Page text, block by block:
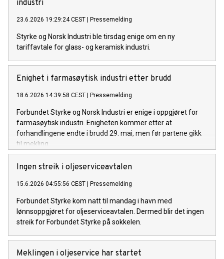
industri
23.6.2026 19:29:24 CEST | Pressemelding
Styrke og Norsk Industri ble tirsdag enige om en ny
tariffavtale for glass- og keramisk industri.
Enighet i farmasøytisk industri etter brudd
18.6.2026 14:39:58 CEST | Pressemelding
Forbundet Styrke og Norsk Industri er enige i oppgjøret for
farmasøytisk industri. Enigheten kommer etter at
forhandlingene endte i brudd 29. mai, men før partene gikk
til mekling.
Ingen streik i oljeserviceavtalen
15.6.2026 04:55:56 CEST | Pressemelding
Forbundet Styrke kom natt til mandag i havn med
lønnsoppgjøret for oljeserviceavtalen. Dermed blir det ingen
streik for Forbundet Styrke på sokkelen.
Meklingen i oljeservice har startet